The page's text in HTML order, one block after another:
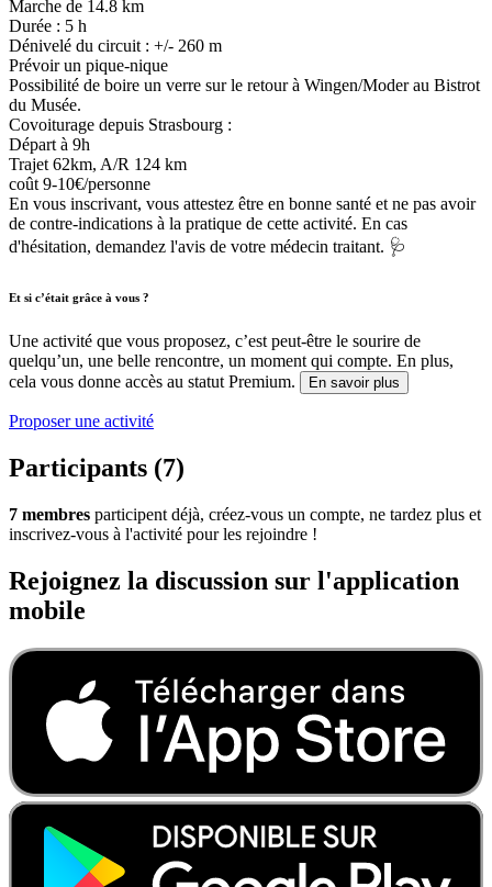
Marche de 14.8 km
Durée : 5 h
Dénivelé du circuit : +/- 260 m
Prévoir un pique-nique
Possibilité de boire un verre sur le retour à Wingen/Moder au Bistrot
du Musée.
Covoiturage depuis Strasbourg :
Départ à 9h
Trajet 62km, A/R 124 km
coût 9-10€/personne
En vous inscrivant, vous attestez être en bonne santé et ne pas avoir
de contre-indications à la pratique de cette activité. En cas
d'hésitation, demandez l'avis de votre médecin traitant. 🩺
Et si c’était grâce à vous ?
Une activité que vous proposez, c’est peut-être le sourire de
quelqu’un, une belle rencontre, un moment qui compte. En plus,
cela vous donne accès au statut Premium.
En savoir plus
Proposer une activité
Participants (7)
7 membres participent déjà, créez-vous un compte, ne tardez plus et
inscrivez-vous à l'activité pour les rejoindre !
Rejoignez la discussion sur l'application
mobile